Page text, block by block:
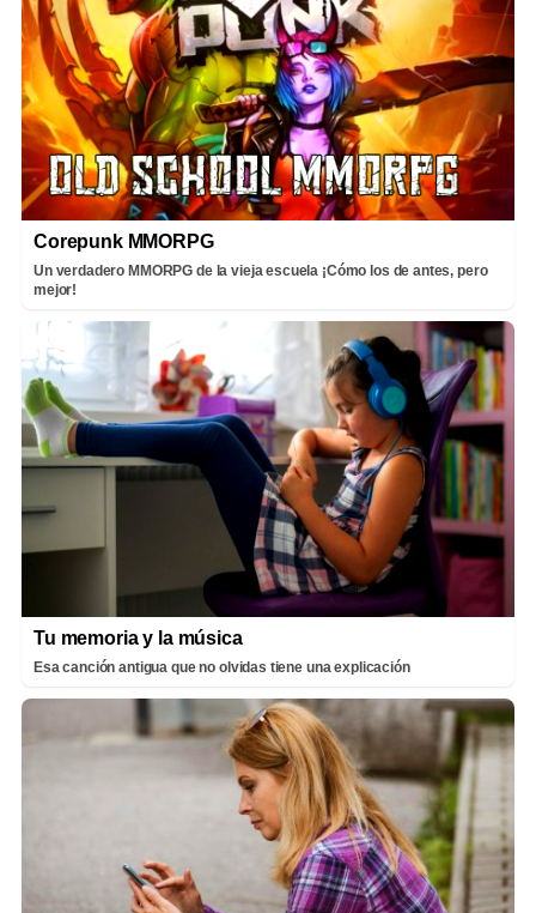
Corepunk MMORPG
Un verdadero MMORPG de la vieja escuela ¡Cómo los de antes, pero
mejor!
Tu memoria y la música
Esa canción antigua que no olvidas tiene una explicación